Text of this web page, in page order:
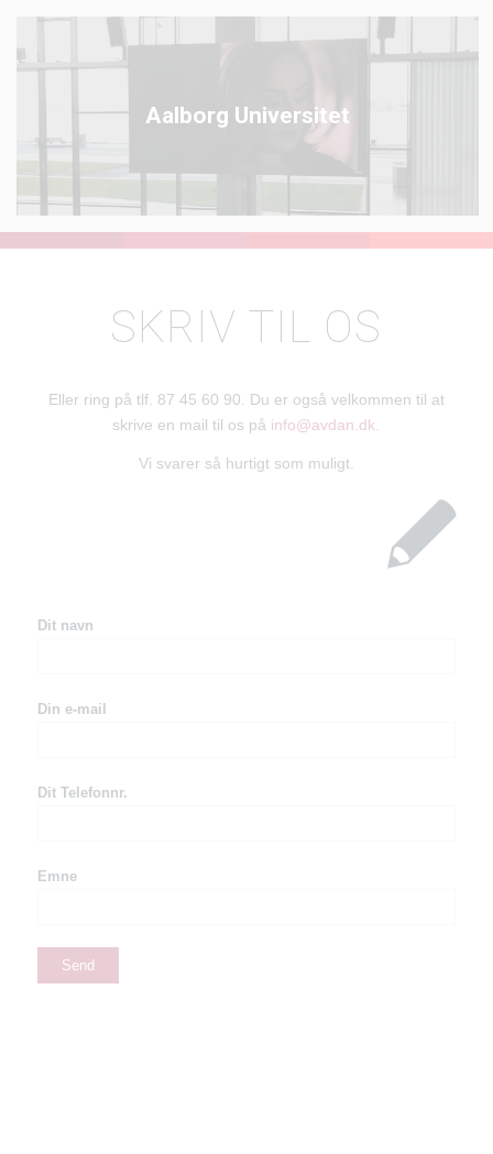
Aalborg Universitet
SKRIV TIL OS
Eller ring på tlf. 87 45 60 90. Du er også velkommen til at
skrive en mail til os på info@avdan.dk.
Vi svarer så hurtigt som muligt.
Dit navn
Din e-mail
Dit Telefonnr.
Emne